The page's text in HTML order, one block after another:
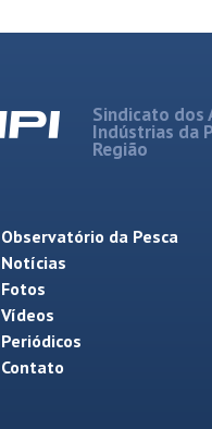
Sindicato dos
Indústrias da
Região
Observatório da Pesca
Notícias
Fotos
Vídeos
Periódicos
Contato